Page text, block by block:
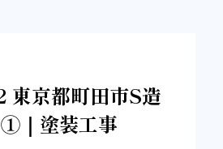
京都町田市S造
｜塗装工事